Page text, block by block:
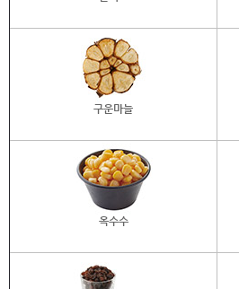
구운마늘
옥수수